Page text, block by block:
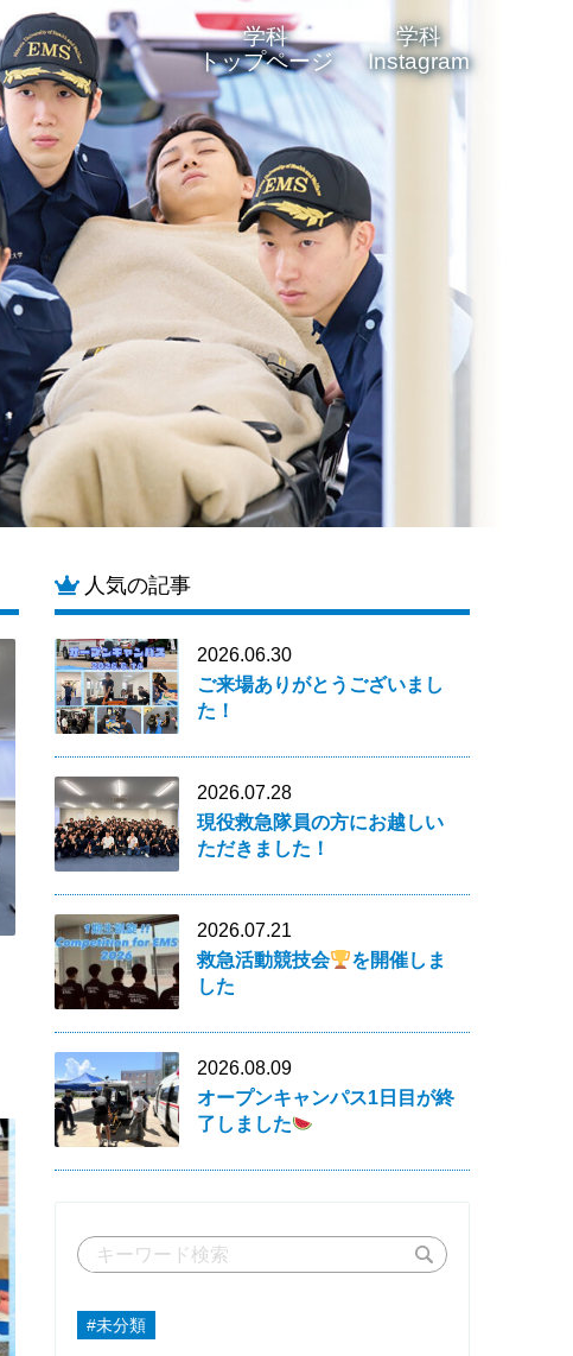
学科
トップページ
学科
Instagram
人気の記事
2026.06.30
ご来場ありがとうございまし
た！
2026.07.28
現役救急隊員の方にお越しい
ただきました！
2026.07.21
救急活動競技会
を開催しま
した
2026.08.09
オープンキャンパス1日目が終
了しました
#未分類